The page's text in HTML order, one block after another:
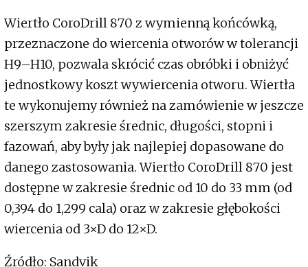
Wiertło CoroDrill 870 z wymienną końcówką,
przeznaczone do wiercenia otworów w tolerancji
H9–H10, pozwala skrócić czas obróbki i obniżyć
jednostkowy koszt wywiercenia otworu. Wiertła
te wykonujemy również na zamówienie w jeszcze
szerszym zakresie średnic, długości, stopni i
fazowań, aby były jak najlepiej dopasowane do
danego zastosowania. Wiertło CoroDrill 870 jest
dostępne w zakresie średnic od 10 do 33 mm (od
0,394 do 1,299 cala) oraz w zakresie głębokości
wiercenia od 3×D do 12×D.
Źródło: Sandvik